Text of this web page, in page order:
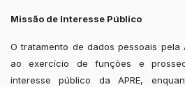
Missão de Interesse Público
O tratamento de dados pessoais pela
ao exercício de funções e
interesse público da APRE,